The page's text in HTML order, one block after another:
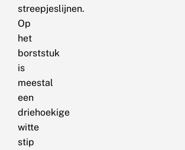
streepjeslijnen.
Op
het
borststuk
is
meestal
een
driehoekige
witte
stip